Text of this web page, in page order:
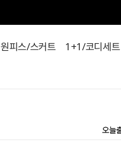
원피스/스커트 1+1/코디세트